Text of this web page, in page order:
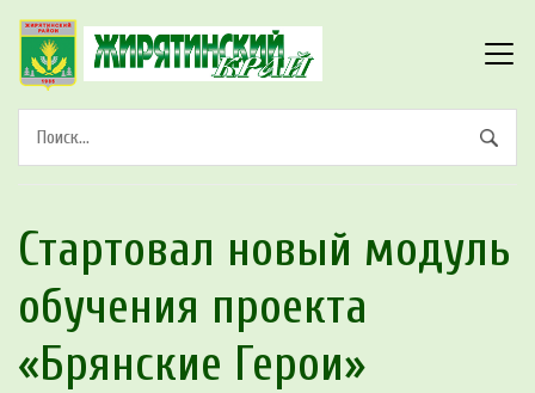
Стартовал новый модуль
обучения проекта
«Брянские Герои»